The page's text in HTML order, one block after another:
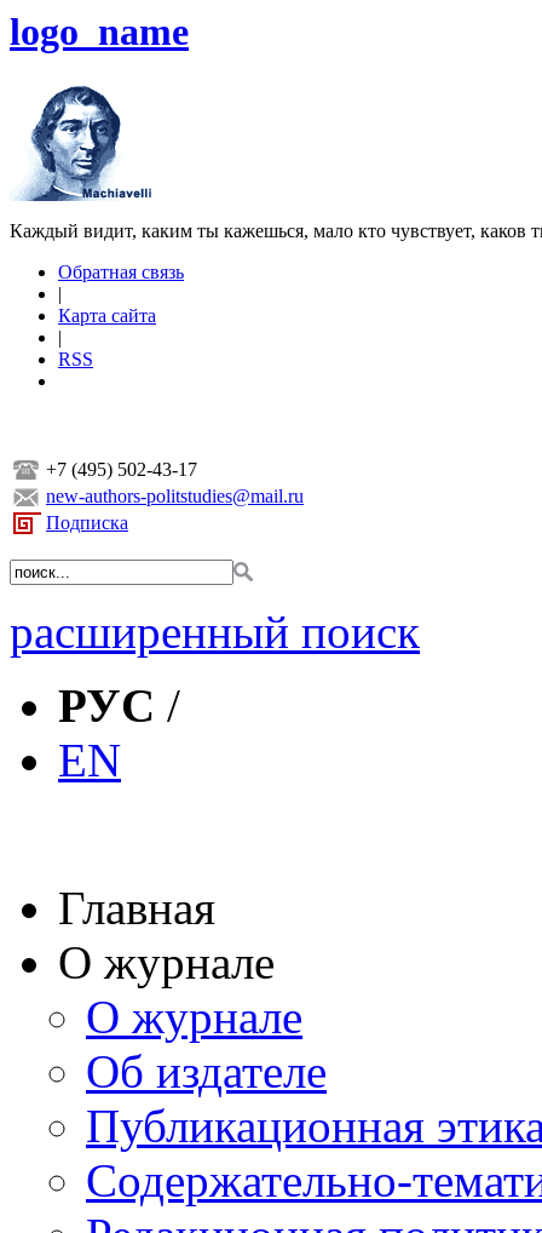
logo_name
Каждый видит, каким ты кажешься, мало кто чувствует, каков
Обратная связь
|
Карта сайта
|
RSS
+7 (495) 502-43-17
new-authors-politstudies@mail.ru
Подписка
расширенный поиск
РУС /
EN
Главная
О журнале
О журнале
Об издателе
Публикационная
Содержательно-